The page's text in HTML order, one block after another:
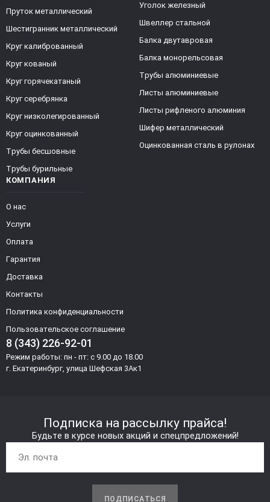
КОМПАНИЯ
О нас
Услуги
Оплата
Гарантия
Доставка
Контакты
Политика конфиденциальности
Пользовательское соглашение
8 (343) 226-92-01
Режим работы: пн - пт: с 9.00 до 18.00
г. Екатеринбург, улица Шефская 3Ак1
Пруток металлический
Шестигранник металлический
Круг калиброванный
Круг кованый
Круг горячекатаный
Круг серебрянка
Круг низколегированный
Круг оцинкованный
Трубы бесшовные
Трубы бурильные
Уголок железный
Швеллер стальной
Балка двутавровая
Балка монорельсовая
Трубы алюминиевые
Листы алюминиевые
Листы рифленого алюминия
Шифер металлический
Оцинкованная сталь в рулонах
Подписка на рассылку прайса!
Будьте в курсе новых акций и спецпредложений!
ПОДПИСАТЬСЯ